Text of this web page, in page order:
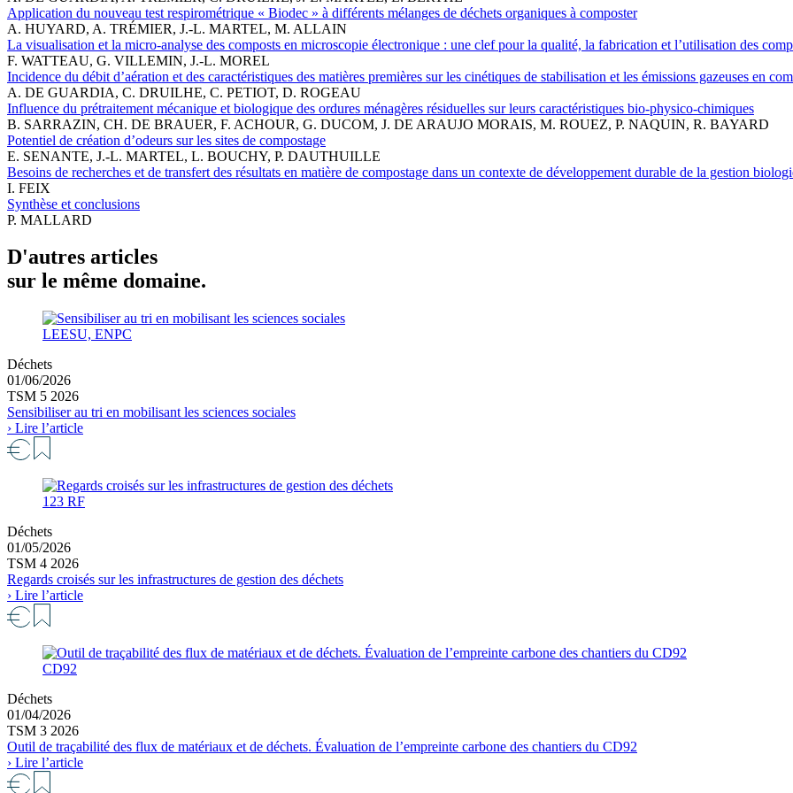
Application du nouveau test respirométrique « Biodec » à différents mélanges de déchets organiques à composter
A. HUYARD, A. TRÉMIER, J.-L. MARTEL, M. ALLAIN
La visualisation et la micro-analyse des composts en microscopie électronique : une clef pour la qualité, la fabrication et l’utilisation des
F. WATTEAU, G. VILLEMIN, J.-L. MOREL
Incidence du débit d’aération et des caractéristiques des matières premières sur les cinétiques de stabilisation et les émissions gazeuses en
A. DE GUARDIA, C. DRUILHE, C. PETIOT, D. ROGEAU
Influence du prétraitement mécanique et biologique des ordures ménagères résiduelles sur leurs caractéristiques bio-physico-chimiques
B. SARRAZIN, CH. DE BRAUER, F. ACHOUR, G. DUCOM, J. DE ARAUJO MORAIS, M. ROUEZ, P. NAQUIN, R. BAYARD
Potentiel de création d’odeurs sur les sites de compostage
E. SENANTE, J.-L. MARTEL, L. BOUCHY, P. DAUTHUILLE
Besoins de recherches et de transfert des résultats en matière de compostage dans un contexte de développement durable de la gestion
I. FEIX
Synthèse et conclusions
P. MALLARD
D'autres articles
sur le même domaine.
LEESU, ENPC
Déchets
01/06/2026
TSM 5 2026
Sensibiliser au tri en mobilisant les sciences sociales
› Lire l’article
123 RF
Déchets
01/05/2026
TSM 4 2026
Regards croisés sur les infrastructures de gestion des déchets
› Lire l’article
CD92
Déchets
01/04/2026
TSM 3 2026
Outil de traçabilité des flux de matériaux et de déchets. Évaluation de l’empreinte carbone des chantiers du CD92
› Lire l’article